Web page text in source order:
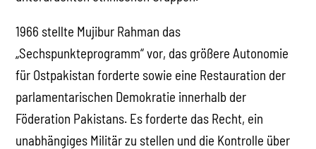
1966 stellte Mujibur Rahman das
„Sechspunkteprogramm“ vor, das größere Autonomie
für Ostpakistan forderte sowie eine Restauration der
parlamentarischen Demokratie innerhalb der
Föderation Pakistans. Es forderte das Recht, ein
unabhängiges Militär zu stellen und die Kontrolle über